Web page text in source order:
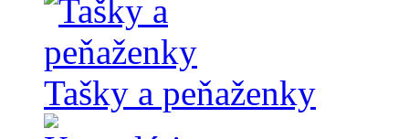
Tašky a peňaženky